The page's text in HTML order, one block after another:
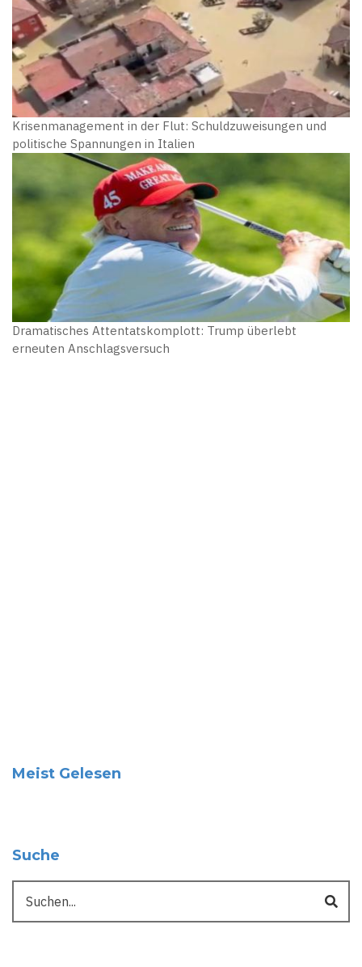
Krisenmanagement in der Flut: Schuldzuweisungen und
politische Spannungen in Italien
Dramatisches Attentatskomplott: Trump überlebt
erneuten Anschlagsversuch
Meist Gelesen
Suche